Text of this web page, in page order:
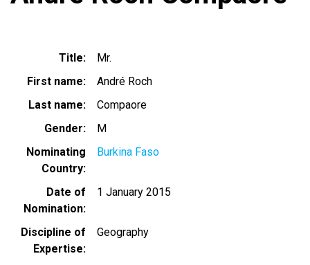
Title
Mr.
First name
André Roch
Last name
Compaore
Gender
M
Nominating
Country
Burkina Faso
Date of
Nomination
1 January 2015
Discipline of
Expertise
Geography